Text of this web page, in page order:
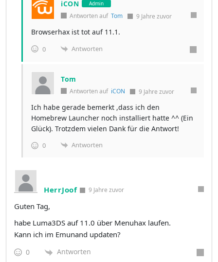
iCON Admin
Antworten auf Tom 9 Jahre zuvor
Browserhax ist tot auf 11.1.
0 Antworten
Tom
Antworten auf iCON 9 Jahre zuvor
Ich habe gerade bemerkt ,dass ich den
Homebrew Launcher noch installiert hatte ^^ (Ein
Glück). Trotzdem vielen Dank für die Antwort!
0 Antworten
HerrJoof 9 Jahre zuvor
Guten Tag,
habe Luma3DS auf 11.0 über Menuhax laufen.
Kann ich im Emunand updaten?
0 Antworten